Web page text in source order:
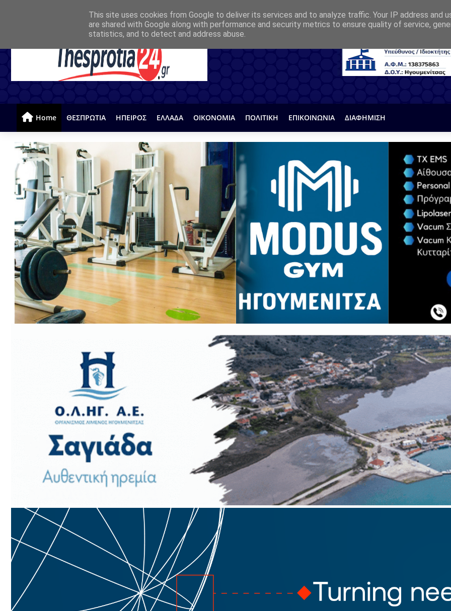
Home ΘΕΣΠΡΩΤΙΑ ΗΠΕΙΡΟΣ ΕΛΛΑΔΑ ΟΙΚΟΝΟΜΙΑ ΠΟΛΙΤΙΚΗ ΕΠΙΚΟΙΝΩΝΙΑ ΔΙΑΦΗΜΙΣΗ
This site uses cookies from Google to deliver its services and to analyze traffic. Your IP address and
are shared with Google along with performance and security metrics to ensure quality of service,
statistics, and to detect and address abuse.